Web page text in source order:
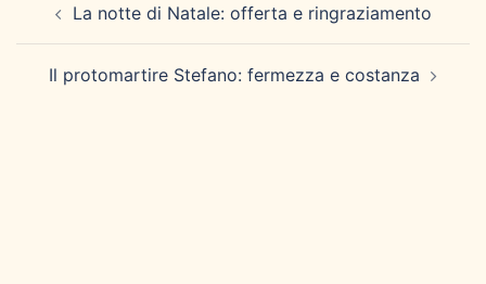
articoloLa notte di Natale: offerta e ringraziamento
Il protomartire Stefano: fermezza e costanza